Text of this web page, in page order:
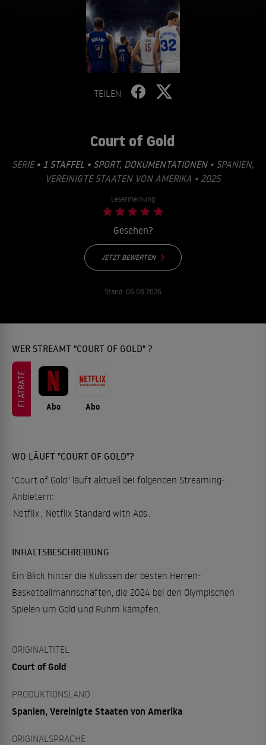
TEILEN
Court of Gold
SERIE • 1 STAFFEL • SPORT, DOKUMENTATIONEN• SPANIEN,
VEREINIGTE STAATEN VON AMERIKA • 2025
Lesermeinung
Gesehen?
JETZT BEWERTEN
Stand: 06.08.2026
WER STREAMT "COURT OF GOLD" ?
FLATRATE Abo Abo
WO LÄUFT "COURT OF GOLD"?
"Court of Gold" läuft aktuell bei folgenden Streaming-
Anbietern:
Netflix Netflix Standard with Ads
INHALTSBESCHREIBUNG
Ein Blick hinter die Kulissen der besten Herren-
Basketballmannschaften, die 2024 bei den Olympischen
Spielen um Gold und Ruhm kämpfen.
ORIGINALTITEL
Court of Gold
PRODUKTIONSLAND
Spanien, Vereinigte Staaten von Amerika
ORIGINALSPRACHE